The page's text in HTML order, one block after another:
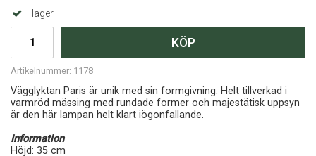
I lager
KÖP
Artikelnummer: 1178
Vägglyktan Paris är unik med sin formgivning. Helt tillverkad i
varmröd mässing med rundade former och majestätisk uppsyn
är den här lampan helt klart iögonfallande.
Information
Höjd: 35 cm